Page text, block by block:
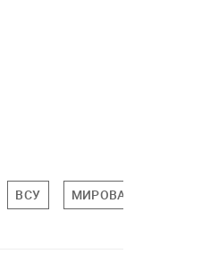
ВСУ МИРОВАЯ ПОЛИТИКА